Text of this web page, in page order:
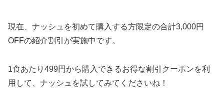
現在、ナッシュを初めて購入する方限定の合計3,000円
OFFの紹介割引が実施中です。
1食あたり499円から購入できるお得な割引クーポンを利
用して、ナッシュを試してみてくださいね！